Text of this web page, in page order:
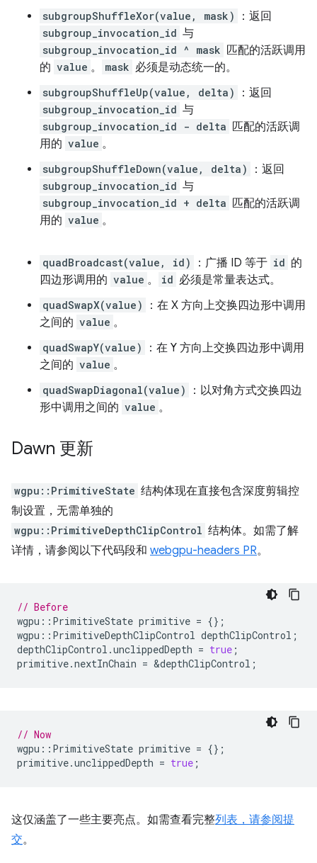
subgroupShuffleXor(value, mask) ：返回
subgroup_invocation_id 与
subgroup_invocation_id ^ mask 匹配的活跃调用
的 value 。 mask 必须是动态统一的。
subgroupShuffleUp(value, delta) ：返回
subgroup_invocation_id 与
subgroup_invocation_id - delta 匹配的活跃调
用的 value 。
subgroupShuffleDown(value, delta) ：返回
subgroup_invocation_id 与
subgroup_invocation_id + delta 匹配的活跃调
用的 value 。
quadBroadcast(value, id) ：广播 ID 等于 id 的
四边形调用的 value 。 id 必须是常量表达式。
quadSwapX(value)
：在 X 方向上交换四边形中调用
之间的 value 。
quadSwapY(value)
：在 Y 方向上交换四边形中调用
之间的 value 。
quadSwapDiagonal(value)
：以对角方式交换四边
形中调用之间的 value 。
Dawn 更新
wgpu::PrimitiveState 结构体现在直接包含深度剪辑控
制设置，无需单独的
wgpu::PrimitiveDepthClipControl 结构体。如需了解
详情，请参阅以下代码段和 webgpu-headers PR。
// Before
wgpu :: PrimitiveState primitive = {};
wgpu :: PrimitiveDepthClipControl depthClipControl ;
depthClipControl .unclippedDepth = true ;
primitive.nextInChain = &depthClipControl ;
// Now
wgpu :: PrimitiveState primitive = {};
primitive.unclippedDepth = true ;
这仅涵盖了一些主要亮点。如需查看完整列表，请参阅提
交。